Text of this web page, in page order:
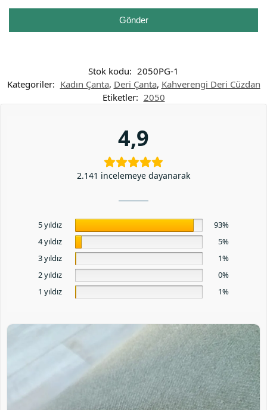
Gönder
Stok kodu: 2050PG-1
Kategoriler: Kadın Çanta, Deri Çanta, Kahverengi Deri Cüzdan
Etiketler: 2050
4,9
2.141 incelemeye dayanarak
5 yıldız
93%
4 yıldız
5%
3 yıldız
1%
2 yıldız
0%
1 yıldız
1%